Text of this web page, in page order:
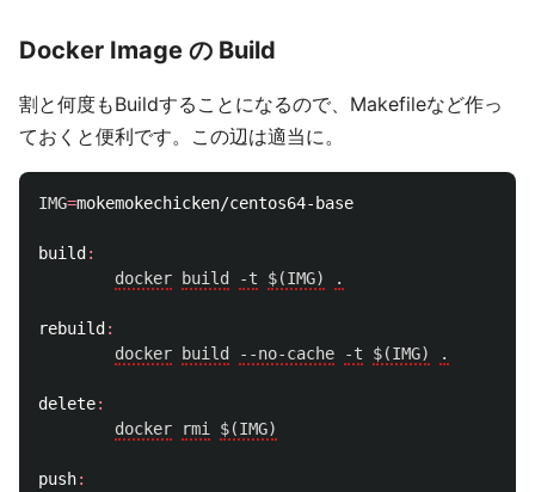
Docker Image の Build
割と何度もBuildすることになるので、Makefileなど作っ
ておくと便利です。この辺は適当に。
IMG=mokemokechicken/centos64-base
build :
docker
build -t $(IMG) .
rebuild :
docker
build --no-cache -t $(IMG) .
delete:
docker
rmi $(IMG)
push: